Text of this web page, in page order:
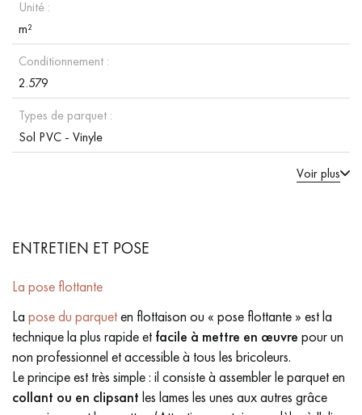
Unité :
m²
Conditionnement :
2.579
Types de parquet :
Sol PVC - Vinyle
Voir plus
ENTRETIEN ET POSE
La pose flottante
La pose du parqueten flottaison ou « pose flottante » est la
technique la plus rapide et facile à mettre en œuvre pour un
non professionnel et accessible à tous les bricoleurs.
Le principe est très simple : il consiste à assembler le parquet en
collant ou en clipsant les lames les unes aux autres grâce